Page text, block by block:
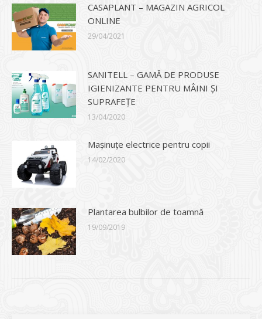
CASAPLANT – MAGAZIN AGRICOL
ONLINE
29/04/2021
SANITELL – GAMĂ DE PRODUSE
IGIENIZANTE PENTRU MÂINI ȘI
SUPRAFEȚE
13/04/2020
Mașinuțe electrice pentru copii
14/02/2020
Plantarea bulbilor de toamnă
19/09/2019